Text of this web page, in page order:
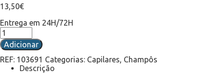
13,50€
Entrega em 24H/72H
Adicionar
REF: 103691 Categorias: Capilares, Champôs
Descrição